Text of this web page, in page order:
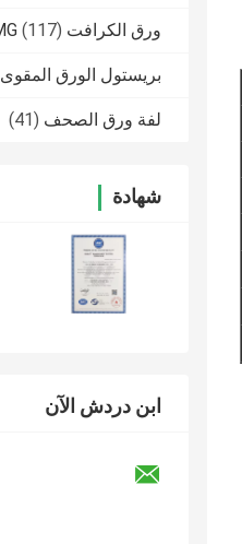
ورق الكرافت MG (117)
بريستول الورق المقوى
لفة ورق الصحف (41)
شهادة
ابن دردش الآن